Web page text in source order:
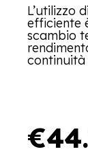
L’utilizzo
efficiente
scambio
€